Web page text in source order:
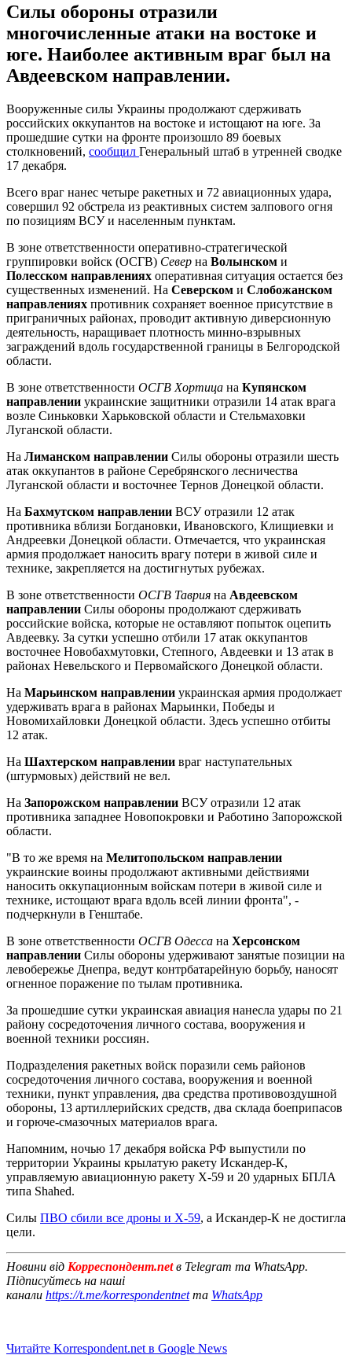
Силы обороны отразили
многочисленные атаки на востоке и
юге. Наиболее активным враг был на
Авдеевском направлении.
Вооруженные силы Украины продолжают сдерживать
российских оккупантов на востоке и истощают на юге. За
прошедшие сутки на фронте произошло 89 боевых
столкновений, сообщил Генеральный штаб в утренней сводке
17 декабря.
Всего враг нанес четыре ракетных и 72 авиационных удара,
совершил 92 обстрела из реактивных систем залпового огня
по позициям ВСУ и населенным пунктам.
В зоне ответственности оперативно-стратегической
группировки войск (ОСГВ) Север на Волынском и
Полесском направлениях оперативная ситуация остается без
существенных изменений. На Северском и Слобожанском
направлениях противник сохраняет военное присутствие в
приграничных районах, проводит активную диверсионную
деятельность, наращивает плотность минно-взрывных
заграждений вдоль государственной границы в Белгородской
области.
В зоне ответственности ОСГВ Хортица на Купянском
направлении украинские защитники отразили 14 атак врага
возле Синьковки Харьковской области и Стельмаховки
Луганской области.
На Лиманском направлении Силы обороны отразили шесть
атак оккупантов в районе Серебрянского лесничества
Луганской области и восточнее Тернов Донецкой области.
На Бахмутском направлении ВСУ отразили 12 атак
противника вблизи Богдановки, Ивановского, Клищиевки и
Андреевки Донецкой области. Отмечается, что украинская
армия продолжает наносить врагу потери в живой силе и
технике, закрепляется на достигнутых рубежах.
В зоне ответственности ОСГВ Таврия на Авдеевском
направлении Силы обороны продолжают сдерживать
российские войска, которые не оставляют попыток оцепить
Авдеевку. За сутки успешно отбили 17 атак оккупантов
восточнее Новобахмутовки, Степного, Авдеевки и 13 атак в
районах Невельского и Первомайского Донецкой области.
На Марьинском направлении украинская армия продолжает
удерживать врага в районах Марьинки, Победы и
Новомихайловки Донецкой области. Здесь успешно отбиты
12 атак.
На Шахтерском направлении враг наступательных
(штурмовых) действий не вел.
На Запорожском направлении ВСУ отразили 12 атак
противника западнее Новопокровки и Работино Запорожской
области.
"В то же время на Мелитопольском направлении
украинские воины продолжают активными действиями
наносить оккупационным войскам потери в живой силе и
технике, истощают врага вдоль всей линии фронта", -
подчеркнули в Генштабе.
В зоне ответственности ОСГВ Одесса на Херсонском
направлении Силы обороны удерживают занятые позиции на
левобережье Днепра, ведут контрбатарейную борьбу, наносят
огненное поражение по тылам противника.
За прошедшие сутки украинская авиация нанесла удары по 21
району сосредоточения личного состава, вооружения и
военной техники россиян.
Подразделения ракетных войск поразили семь районов
сосредоточения личного состава, вооружения и военной
техники, пункт управления, два средства противовоздушной
обороны, 13 артиллерийских средств, два склада боеприпасов
и горюче-смазочных материалов врага.
Напомним, ночью 17 декабря войска РФ выпустили по
территории Украины крылатую ракету Искандер-К,
управляемую авиационную ракету Х-59 и 20 ударных БПЛА
типа Shahed.
Силы ПВО сбили все дроны и Х-59, а Искандер-К не достигла
цели.
Новини від Корреспондент.netв Telegram та WhatsApp.
Підписуйтесь на наші
канали https://t.me/korrespondentnetта WhatsApp
Читайте Korrespondent.net в Google News